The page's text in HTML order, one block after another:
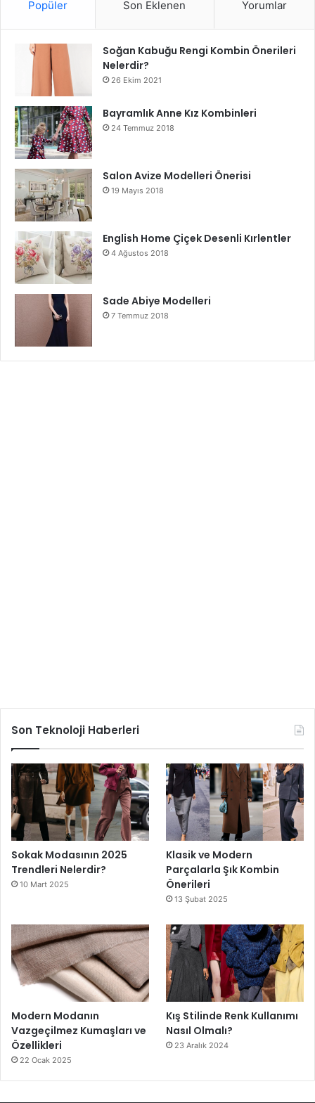
Popüler Son Eklenen Yorumlar
Soğan Kabuğu Rengi Kombin Önerileri
Nelerdir?
26 Ekim 2021
Bayramlık Anne Kız Kombinleri
24 Temmuz 2018
Salon Avize Modelleri Önerisi
19 Mayıs 2018
English Home Çiçek Desenli Kırlentler
4 Ağustos 2018
Sade Abiye Modelleri
7 Temmuz 2018
Son Teknoloji Haberleri
Sokak Modasının 2025
Trendleri Nelerdir?
10 Mart 2025
Klasik ve Modern
Parçalarla Şık Kombin
Önerileri
13 Şubat 2025
Modern Modanın
Vazgeçilmez Kumaşları ve
Özellikleri
22 Ocak 2025
Kış Stilinde Renk Kullanımı
Nasıl Olmalı?
23 Aralık 2024